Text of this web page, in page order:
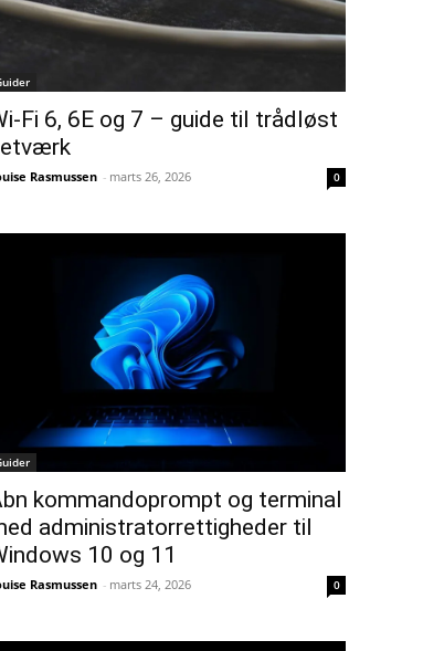
Fi 6, 6E og 7 – guide til trådløst
Rasmussen - marts 26, 2026 0
kommandoprompt og terminal
administratorrettigheder til
10 og 11
Rasmussen - marts 24, 2026 0